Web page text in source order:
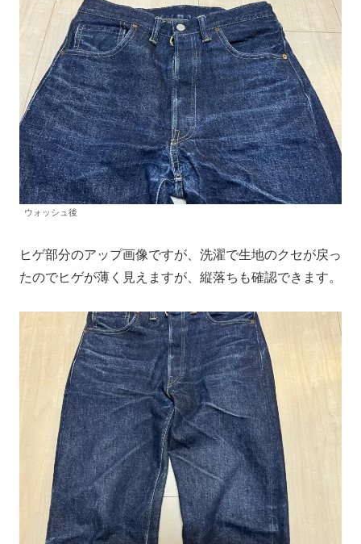
ウォッシュ後
ヒゲ部分のアップ画像ですが、洗濯で生地のクセが戻っ
たのでヒゲが薄く見えますが、縦落ちも確認できます。